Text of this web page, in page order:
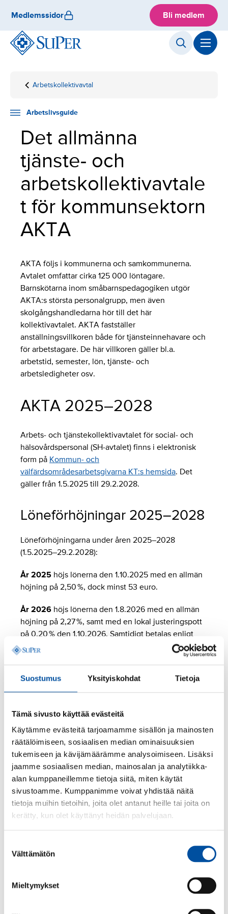
Suostumus Yksityiskohdat Tietoja
Tämä sivusto käyttää evästeitä
Käytämme evästeitä tarjoamamme sisällön ja mainosten
räätälöimiseen, sosiaalisen median ominaisuuksien
tukemiseen ja kävijämäärämme analysoimiseen. Lisäksi
jaamme sosiaalisen median, mainosalan ja analytiikka-
alan kumppaneillemme tietoja siitä, miten käytät
sivustoamme. Kumppanimme voivat yhdistää näitä
tietoja muihin tietoihin, joita olet antanut heille tai joita on
kerätty, kun olet käyttänyt heidän palvelujaan.
valinta
Välttämätön
Mieltymykset
content
Medlemssidor Bli medlem
Hemsida
Arbetslivsguide
Anställningsfrågor
Arbetskollektivavtal
AKTA
Arbetslivsguide
Det allmänna
tjänste- och
arbetskollektivavtale
t för kommunsektorn
AKTA
AKTA följs i kommunerna och samkommunerna.
Avtalet omfattar cirka 125 000 löntagare.
Barnskötarna inom småbarnspedagogiken utgör
AKTA:s största personalgrupp, men även
skolgångshandledarna hör till det här
kollektivavtalet. AKTA fastställer
anställningsvillkoren både för tjänsteinnehavare och
för arbetstagare. De här villkoren gäller bl.a.
arbetstid, semester, lön, tjänste- och
arbetsledigheter osv.
AKTA 2025–2028
Arbets- och tjänstekollektivavtalet för social- och
hälsovårdspersonal (SH-avtalet) finns i elektronisk
form på Kommun- och
välfärdsområdesarbetsgivarna KT:s hemsida. Det
gäller från 1.5.2025 till 29.2.2028.
Löneförhöjningar 2025–2028
Löneförhöjningarna under åren 2025–2028
(1.5.2025–29.2.2028):
År 2025 höjs lönerna den 1.10.2025 med en allmän
höjning på 2,50 %, dock minst 53 euro.
År 2026 höjs lönerna den 1.8.2026 med en allmän
höjning på 2,27 %, samt med en lokal justeringspott
på 0,20 % den 1.10.2026. Samtidigt betalas enligt
löneprogrammet även en andra lokal justeringspott
År 2027höjs lönerna den 1.4.2027 med en allmän
höjning på 2,0 % samt en lokal justeringspott på
även en andra lokal justeringspost på 0,40 %.
År 2028är den lokala justeringspotten 1,0 % och
gäller från och med den 1.2.2028.
*Löneförhöjningarna för år 2027 är kopplade till
kollektivavtalet för arbetstagare inom
teknologiindustrin så att om nämnda avtal för det
tredje året sägs upp, och förhöjningarna för det sista
proportion. Denna bestämmelse gäller inte den
Bilagor